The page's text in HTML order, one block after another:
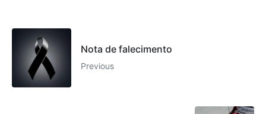
Nota de falecimento
Previous